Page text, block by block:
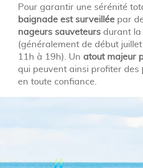
Pour garantir une sérénité
baignade est surveilléepar
nageurs sauveteursdurant la
(généralement de début
11h à 19h). Un atout majeur
qui peuvent ainsi profiter des
en toute confiance.